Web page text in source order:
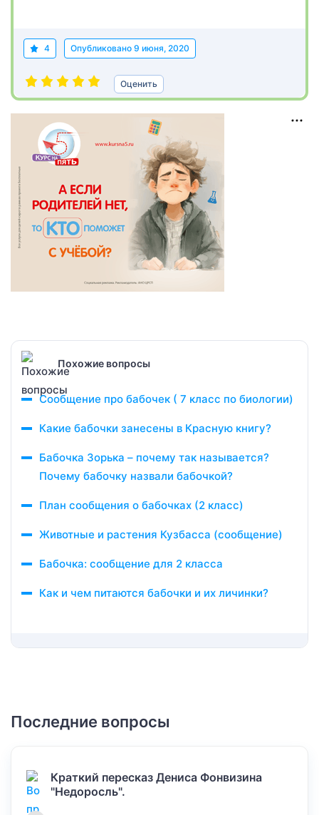
4 Опубликовано 9 июня, 2020
Оценить
Похожие вопросы
Сообщение про бабочек ( 7 класс по биологии)
Какие бабочки занесены в Красную книгу?
Бабочка Зорька – почему так называется?
Почему бабочку назвали бабочкой?
План сообщения о бабочках (2 класс)
Животные и растения Кузбасса (сообщение)
Бабочка: сообщение для 2 класса
Как и чем питаются бабочки и их личинки?
Последние вопросы
Краткий пересказ Дениса Фонвизина
"Недоросль".